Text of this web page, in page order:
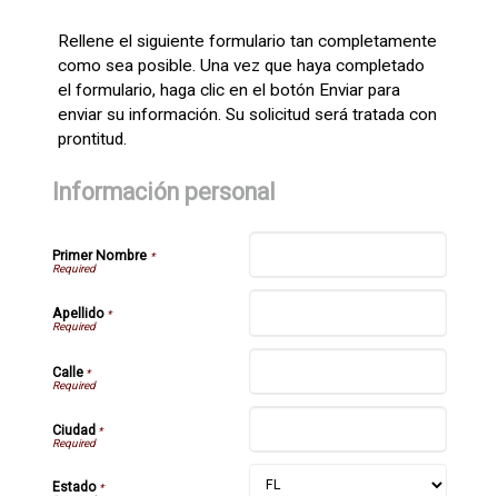
Rellene el siguiente formulario tan completamente
como sea posible. Una vez que haya completado
el formulario, haga clic en el botón Enviar para
enviar su información. Su solicitud será tratada con
prontitud.
Información personal
Primer Nombre *
Apellido*
Calle*
Ciudad*
Estado*